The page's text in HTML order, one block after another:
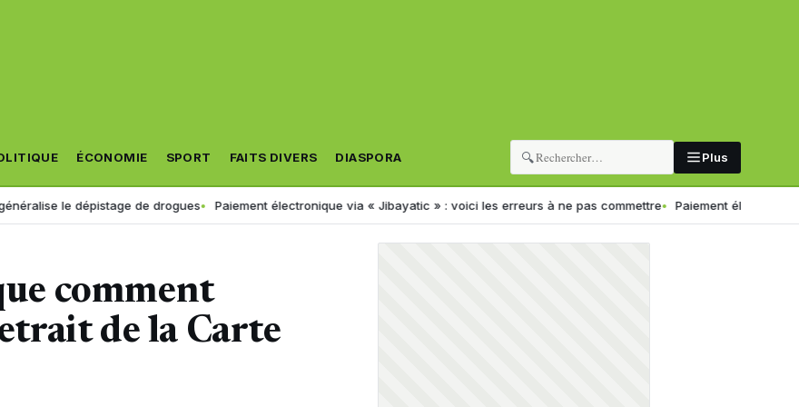
ÉCONOMIE SPORT FAITS DIVERS DIASPORA 🔍 Plus
de drogues Paiement électronique via « Jibayatic » : voici les erreurs à ne pas commettre Paiement électronique en
comment
de la Carte